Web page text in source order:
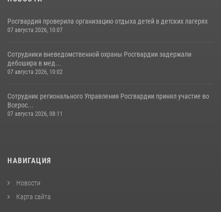
Росгвардия проверила организацию отдыха детей в детских лагерях
07 августа 2026, 10:07
Сотрудники вневедомственной охраны Росгвардии задержали
дебошира в мед...
07 августа 2026, 10:02
Сотрудник регионального Управления Росгвардии принял участие во
Всерос...
07 августа 2026, 08:11
НАВИГАЦИЯ
Новости
Карта сайта